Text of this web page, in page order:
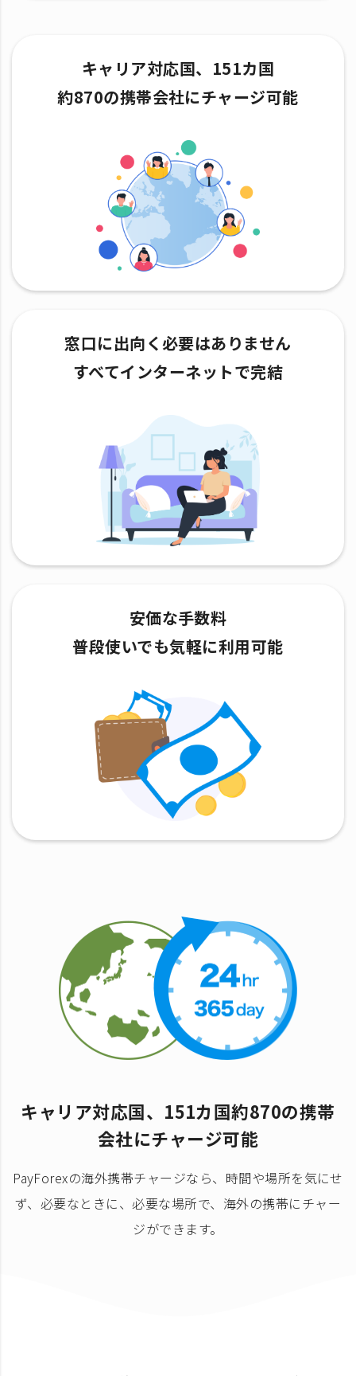
キャリア対応国、151カ国
約870の携帯会社にチャージ可能
窓口に出向く必要はありません
すべてインターネットで完結
安価な手数料
普段使いでも気軽に利用可能
キャリア対応国、151カ国約870の携帯
会社にチャージ可能
PayForexの海外携帯チャージなら、時間や場所を気にせ
ず、必要なときに、必要な場所で、海外の携帯にチャー
ジができます。